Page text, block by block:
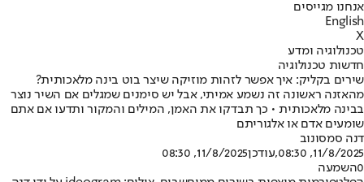
אנחנו מגייסים
English
X
טכנולוגיה ומדע
חדשות טכנולוגיה
שירים בקליק: איך אפשר לזהות מוזיקה שיצר בוט בינה מלאכותית?
מהאזנה ראשונה זה נשמע אמיתי, אבל יש סימנים שמגלים אם השיר נוצר
בבינה מלאכותית • כך תבדקו את האמן, המילים והמקור ותדעו אם אתם
שומעים אדם או אלגוריתם
דנה סמסונוב
11/8/2025, 08:30
,עודכן11/8/2025, 08:30
0השמעה